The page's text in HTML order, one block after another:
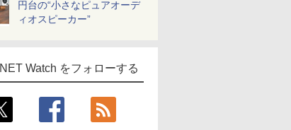
円台の“小さなピュアオーデ
ィオスピーカー”
Watch をフォローする